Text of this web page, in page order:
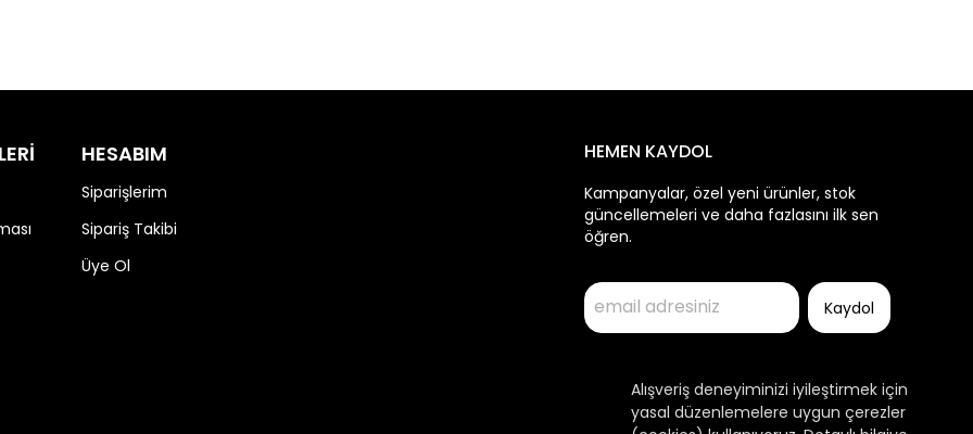
Alışveriş deneyiminizi iyileştirmek için
yasal düzenlemelere uygun çerezler
HESABIM
Siparişlerim
Sipariş Takibi
Üye Ol
HEMEN KAYDOL
Kampanyalar, özel yeni ürünler, stok
güncellemeleri ve daha fazlasını ilk sen
öğren.
Kaydol